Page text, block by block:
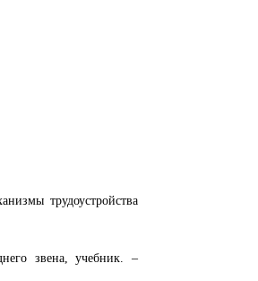
трудоустройства
звена, учебник. –